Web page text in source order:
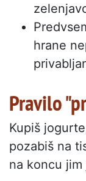
hrane
Pravilo
Kupiš
pozabiš na
na koncu